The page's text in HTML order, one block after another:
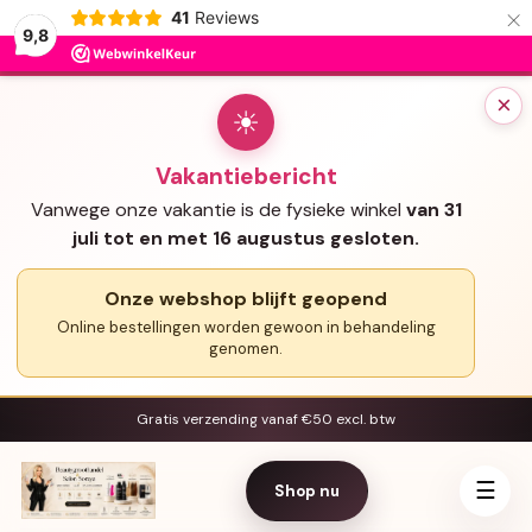
9,8
41 Reviews ×
×
☀
Vakantiebericht
Vanwege onze vakantie is de fysieke winkel van 31
juli tot en met 16 augustus gesloten.
Onze webshop blijft geopend
Online bestellingen worden gewoon in behandeling
genomen.
Gratis verzending vanaf €50 excl. btw
Shop nu ☰